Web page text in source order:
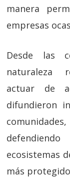
manera
empresas
Desde las
naturaleza
actuar de
difundieron
ecosistemas
más